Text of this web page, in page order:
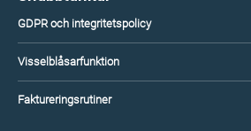
GDPR och integritetspolicy
Visselblåsarfunktion
Faktureringsrutiner